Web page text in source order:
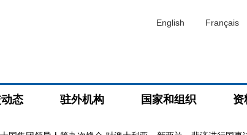
English Français
态 驻外机构 国家和组织 资